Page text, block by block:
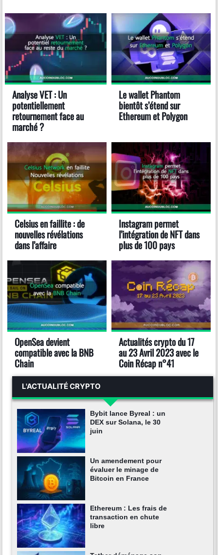
Analyse VET : Un
potentiellement
retournement face au
marché ?
Le wallet Phantom
bientôt s’étend sur
Ethereum et Polygon
Celsius en faillite : de
nouvelles révélations
dans l’affaire
Instagram permet
l’intégration de NFT dans
plus de 100 pays
OpenSea devient
compatible avec la BNB
Chain
Actualités crypto du 17
au 23 Avril 2023 avec le
Coin Récap n°41
L'ACTUALITÉ CRYPTO
Bybit lance Byreal : un
DEX sur Solana, le 30
juin
Un amendement pour
évaluer le minage de
Bitcoin en France
Ethereum : Les frais de
transaction en chute
libre